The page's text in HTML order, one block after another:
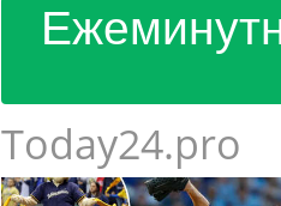
Today24.pro